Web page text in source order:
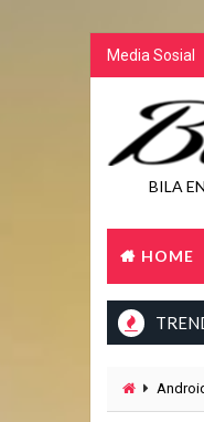
Media Sosial
BILA
HOME